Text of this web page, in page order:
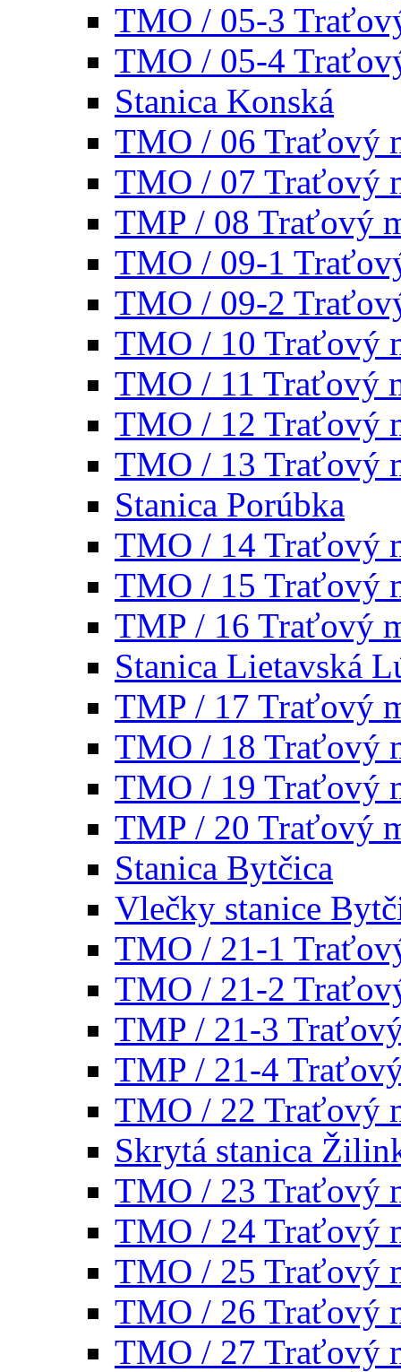
TMO / 05-3
TMO / 05-4
Stanica Konská
TMO / 06 Traťový
TMO / 07 Traťový
TMP / 08 Traťový
TMO / 09-1
TMO / 09-2
TMO / 10 Traťový
TMO / 11 Traťový
TMO / 12 Traťový
TMO / 13 Traťový
Stanica Porúbka
TMO / 14 Traťový
TMO / 15 Traťový
TMP / 16 Traťový
Stanica Lietavská
TMP / 17 Traťový
TMO / 18 Traťový
TMO / 19 Traťový
TMP / 20 Traťový
Stanica Bytčica
Vlečky stanice
TMO / 21-1
TMO / 21-2
TMP / 21-3
TMP / 21-4
TMO / 22 Traťový
Skrytá stanica
TMO / 23 Traťový
TMO / 24 Traťový
TMO / 25 Traťový
TMO / 26 Traťový
TMO / 27 Traťový